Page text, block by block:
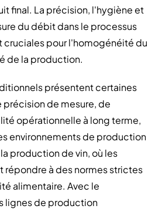
final. La précision, l'hygiène et
du débit dans le processus
cruciales pour l'homogénéité du
de la production.
présentent certaines
de mesure, de
opérationnelle à long terme,
environnements de production
production de vin, où les
à des normes strictes
alimentaire. Avec le
lignes de production